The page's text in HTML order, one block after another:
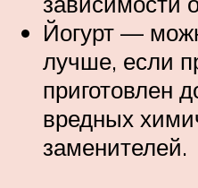
Йогурт —
лучше, если
приготовлен
вредных
заменителей.